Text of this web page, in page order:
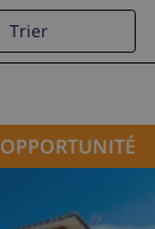
Trier
OPPORTUNITÉ